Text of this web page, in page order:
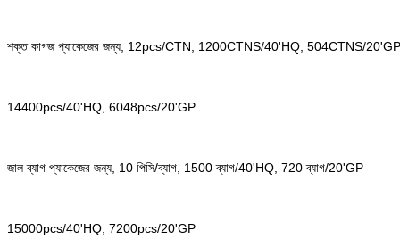
শক্ত কাগজ প্যাকেজের জন্য, 12pcs/CTN, 1200CTNS/40'HQ, 504CTNS/20'GP
14400pcs/40'HQ, 6048pcs/20'GP
জাল ব্যাগ প্যাকেজের জন্য, 10 পিসি/ব্যাগ, 1500 ব্যাগ/40'HQ, 720 ব্যাগ/20'GP
15000pcs/40'HQ, 7200pcs/20'GP